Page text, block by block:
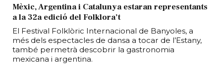
Mèxic, Argentina i Catalunya estaran representants
a la 32a edició del Folklora’t
El Festival Folklòric Internacional de Banyoles, a
més dels espectacles de dansa a tocar de l’Estany,
també permetrà descobrir la gastronomia
mexicana i argentina.